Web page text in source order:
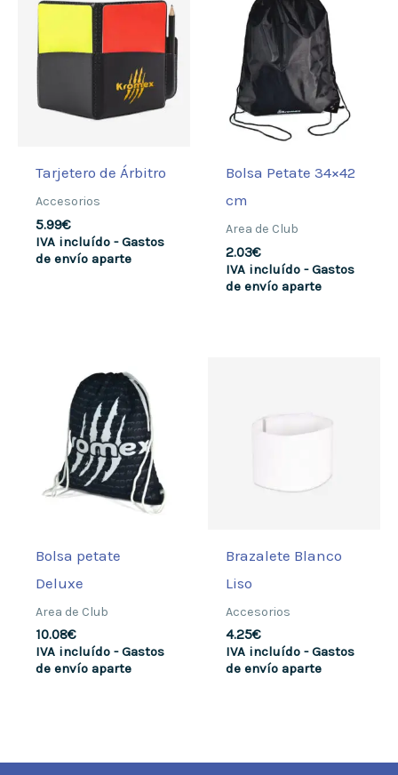
Tarjetero de Árbitro
Accesorios
5.99€
IVA incluído - Gastos
de envío aparte
Bolsa Petate 34×42
cm
Area de Club
2.03€
IVA incluído - Gastos
de envío aparte
Bolsa petate
Deluxe
Area de Club
10.08€
IVA incluído - Gastos
de envío aparte
Brazalete Blanco
Liso
Accesorios
4.25€
IVA incluído - Gastos
de envío aparte